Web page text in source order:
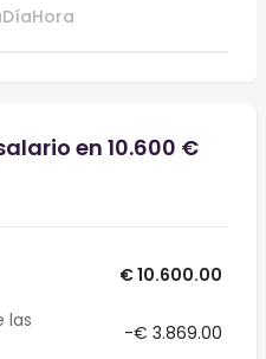
DíaHora
en 10.600 €
€ 10.600.00
las
-€ 3.869.00